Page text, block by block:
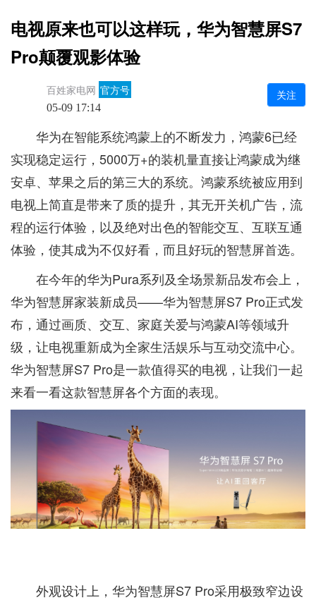
电视原来也可以这样玩，华为智慧屏S7
Pro颠覆观影体验
百姓家电网 官方号
05-09 17:14
关注
华为在智能系统鸿蒙上的不断发力，鸿蒙6已经
实现稳定运行，5000万+的装机量直接让鸿蒙成为继
安卓、苹果之后的第三大的系统。鸿蒙系统被应用到
电视上简直是带来了质的提升，其无开关机广告，流
程的运行体验，以及绝对出色的智能交互、互联互通
体验，使其成为不仅好看，而且好玩的智慧屏首选。
在今年的华为Pura系列及全场景新品发布会上，
华为智慧屏家装新成员——华为智慧屏S7 Pro正式发
布，通过画质、交互、家庭关爱与鸿蒙AI等领域升
级，让电视重新成为全家生活娱乐与互动交流中心。
华为智慧屏S7 Pro是一款值得买的电视，让我们一起
来看一看这款智慧屏各个方面的表现。
外观设计上，华为智慧屏S7 Pro采用极致窄边设